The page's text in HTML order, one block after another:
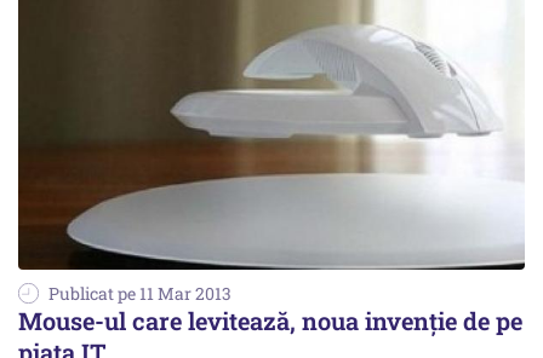
Publicat pe 11 Mar 2013
Mouse-ul care levitează, noua invenție de pe